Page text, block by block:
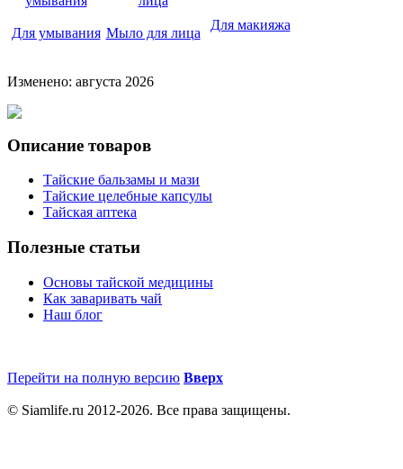
Для умывания Мыло для лица
Для макияжа
Изменено: августа 2026
Описание товаров
Тайские бальзамы и мази
Тайские целебные капсулы
Тайская аптека
Полезные статьи
Основы тайской медицины
Как заваривать чай
Наш блог
Перейти на полную версию Вверх
© Siamlife.ru 2012-2026. Все права защищены.